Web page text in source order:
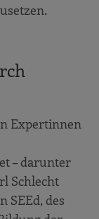
Expertinnen
– darunter
Schlecht
SEEd, des